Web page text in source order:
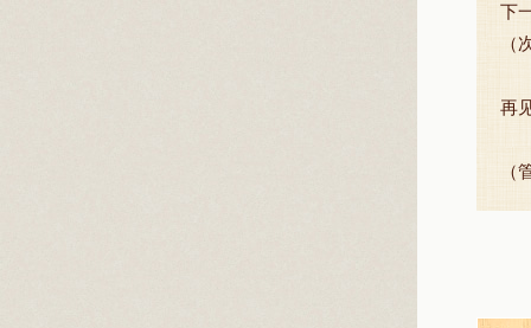
下
（
再